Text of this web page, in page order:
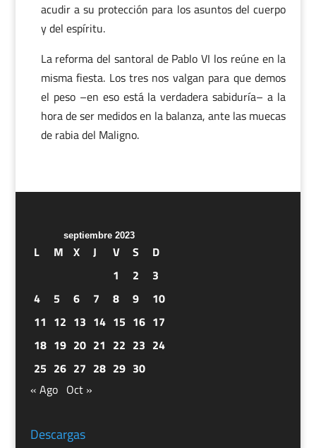
acudir a su protección para los asuntos del cuerpo
y del espíritu.
La reforma del santoral de Pablo VI los reúne en la
misma fiesta. Los tres nos valgan para que demos
el peso –en eso está la verdadera sabiduría– a la
hora de ser medidos en la balanza, ante las muecas
de rabia del Maligno.
septiembre 2023
L M X J V S
D
1
2
3
4
5 6 7 8 9
10
11 12 13 14 15 16 17
18 19 20 21 22 23 24
25 26 27 28 29 30
« Ago Oct »
Descargas